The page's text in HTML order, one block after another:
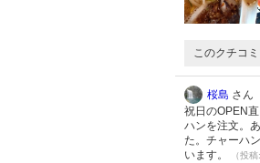
このクチコ
桜島 さん
祝日のOPEN
ハンを注文。
た。チャーハ
います。
（投